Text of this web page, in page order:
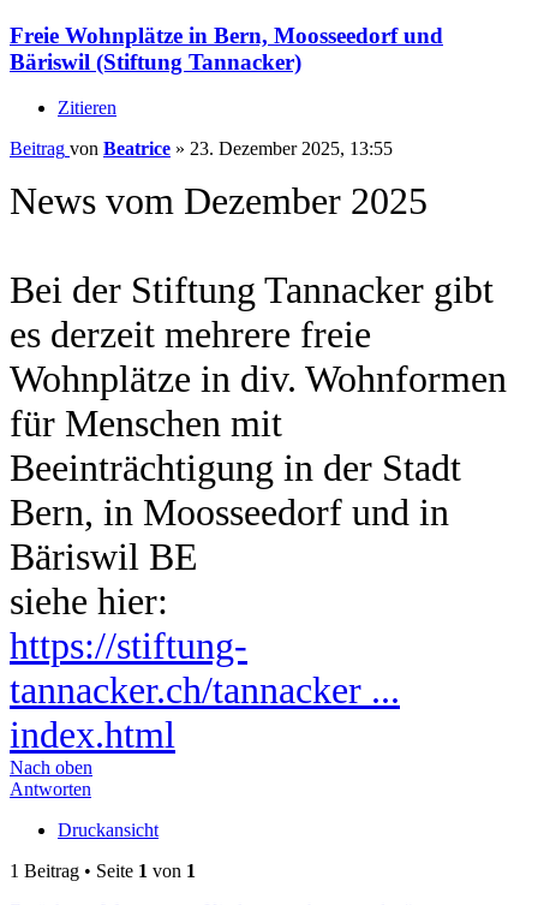
Freie Wohnplätze in Bern, Moosseedorf und
Bäriswil (Stiftung Tannacker)
Zitieren
Beitrag von Beatrice » 23. Dezember 2025, 13:55
News vom Dezember 2025
Bei der Stiftung Tannacker gibt
es derzeit mehrere freie
Wohnplätze in div. Wohnformen
für Menschen mit
Beeinträchtigung in der Stadt
Bern, in Moosseedorf und in
Bäriswil BE
siehe hier:
https://stiftung-
tannacker.ch/tannacker ...
index.html
Nach oben
Antworten
Druckansicht
1 Beitrag • Seite 1 von 1